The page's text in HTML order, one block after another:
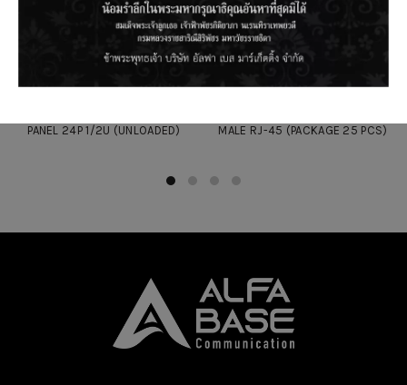
PANEL 24P 1/2U (UNLOADED)
MALE RJ-45 (PACKAGE 25 PCS)